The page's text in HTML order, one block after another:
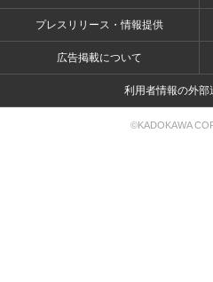
プレスリリース・情報提供
広告掲載について
利用者情報の外部
©KADOKAWA